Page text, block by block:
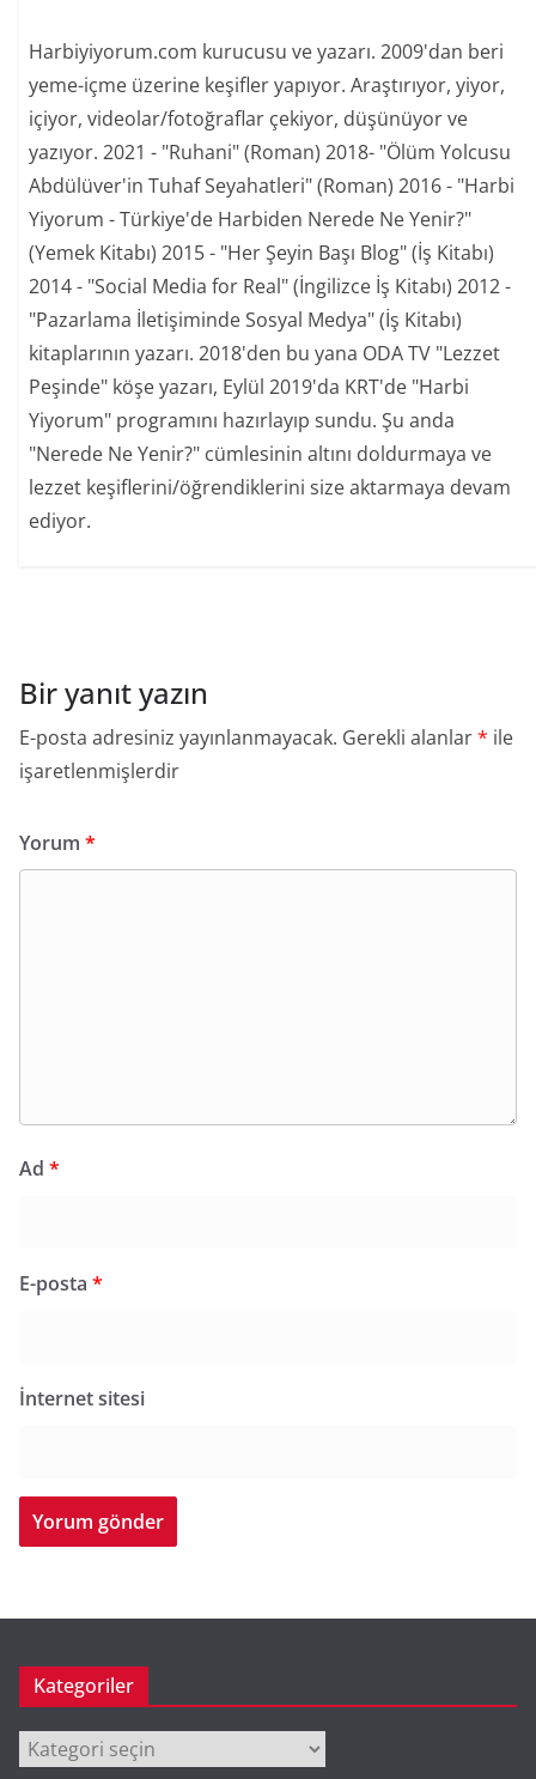
Harbiyiyorum.com kurucusu ve yazarı. 2009'dan beri
yeme-içme üzerine keşifler yapıyor. Araştırıyor, yiyor,
içiyor, videolar/fotoğraflar çekiyor, düşünüyor ve
yazıyor. 2021 - "Ruhani" (Roman) 2018- "Ölüm Yolcusu
Abdülüver'in Tuhaf Seyahatleri" (Roman) 2016 - "Harbi
Yiyorum - Türkiye'de Harbiden Nerede Ne Yenir?"
(Yemek Kitabı) 2015 - "Her Şeyin Başı Blog" (İş Kitabı)
2014 - "Social Media for Real" (İngilizce İş Kitabı) 2012 -
"Pazarlama İletişiminde Sosyal Medya" (İş Kitabı)
kitaplarının yazarı. 2018'den bu yana ODA TV "Lezzet
Peşinde" köşe yazarı, Eylül 2019'da KRT'de "Harbi
Yiyorum" programını hazırlayıp sundu. Şu anda
"Nerede Ne Yenir?" cümlesinin altını doldurmaya ve
lezzet keşiflerini/öğrendiklerini size aktarmaya devam
ediyor.
Bir yanıt yazın
E-posta adresiniz yayınlanmayacak. Gerekli alanlar* ile
işaretlenmişlerdir
Yorum *
Ad *
E-posta *
İnternet sitesi
Kategoriler
Kategoriler